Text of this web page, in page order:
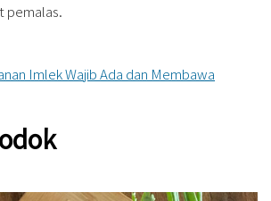
pemalas.
Imlek Wajib Ada dan Membawa